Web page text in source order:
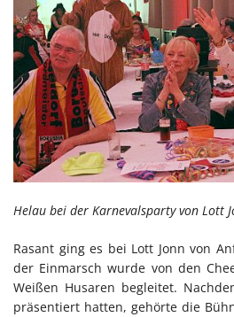
Helau bei der Karnevalsparty von Lott
Rasant ging es bei Lott Jonn von
der Einmarsch wurde von den
Weißen Husaren begleitet.
präsentiert hatten, gehörte die